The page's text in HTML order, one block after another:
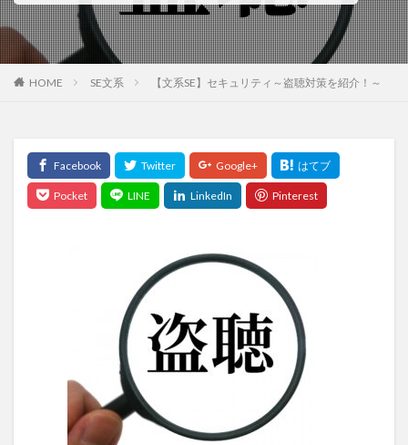
HOME SE文系 【文系SE】セキュリティ～盗聴対策を紹介！～